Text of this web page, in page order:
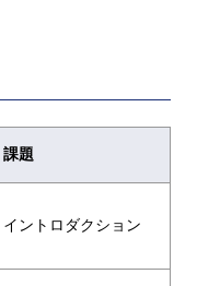
課題
イントロダクション